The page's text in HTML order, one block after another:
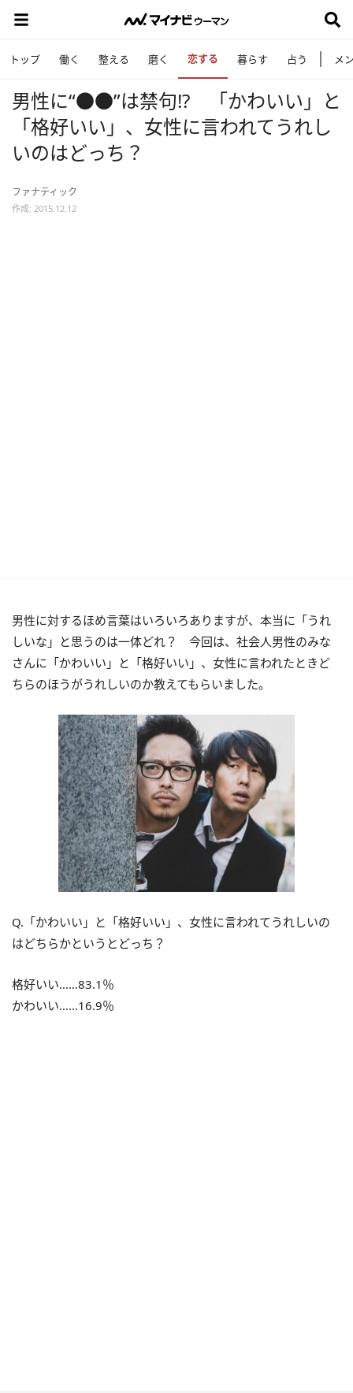
トップ 働く 整える 磨く 恋する 暮らす 占う メ
男性に“●●”は禁句!? 「かわいい」と
「格好いい」、女性に言われてうれし
いのはどっち？
ファナティック
作成: 2015.12.12
男性に対するほめ言葉はいろいろありますが、本当に「うれ
しいな」と思うのは一体どれ？ 今回は、社会人男性のみな
さんに「かわいい」と「格好いい」、女性に言われたときど
ちらのほうがうれしいのか教えてもらいました。
Q.「かわいい」と「格好いい」、女性に言われてうれしいの
はどちらかというとどっち？
格好いい……83.1％
かわいい……16.9％